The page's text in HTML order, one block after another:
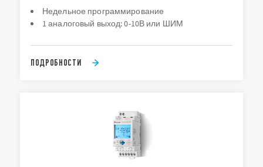
Недельное программирование
1 аналоговый выход: 0-10В или ШИМ
ПОДРОБНОСТИ